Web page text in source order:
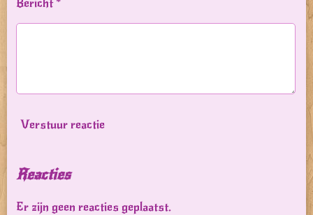
Bericht *
Verstuur reactie
Reacties
Er zijn geen reacties geplaatst.